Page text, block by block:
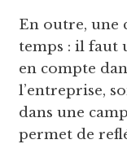
En outre, une
temps : il faut
en compte
l’entreprise,
dans une
permet de